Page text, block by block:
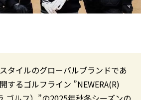
タイルのグローバルブランドであ
するゴルフライン ”NEWERA(R)